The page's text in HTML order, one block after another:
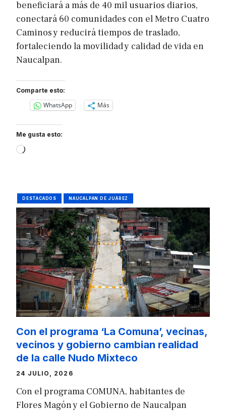
beneficiará a más de 40 mil usuarios diarios,
conectará 60 comunidades con el Metro Cuatro
Caminos y reducirá tiempos de traslado,
fortaleciendo la movilidad y calidad de vida en
Naucalpan.
Comparte esto:
WhatsApp Más
Me gusta esto:
Loading…
DESTACADOS NAUCALPAN DE JUÁREZ
Con el programa ‘La Comuna’, vecinas,
vecinos y gobierno cambian realidad
de la calle Nudo Mixteco
24 JULIO, 2026
Con el programa COMUNA, habitantes de
Flores Magón y el Gobierno de Naucalpan